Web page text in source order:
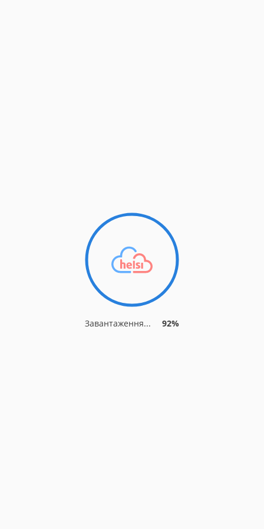
Завантаження... 92%